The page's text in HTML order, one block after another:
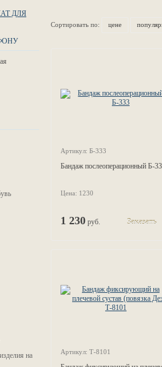
ДЛЯ
на
Сортировать по: цене
Артикул: Б-333
Бандаж послеоперационный Б-
Цена: 1230
1 230 руб. Заказать
Артикул: Т-8101